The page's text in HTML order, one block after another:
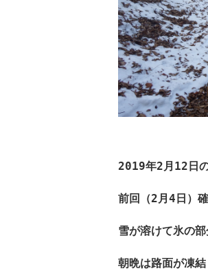
2019年2月12日
前回（2月4日）
雪が溶けて氷の
朝晩は路面が凍